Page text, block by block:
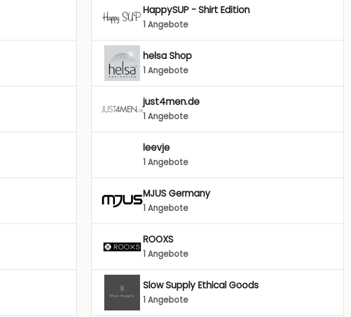
HappySUP - Shirt Edition
1 Angebote
helsa Shop
1 Angebote
just4men.de
1 Angebote
leevje
1 Angebote
MJUS Germany
1 Angebote
ROOXS
1 Angebote
Slow Supply Ethical Goods
1 Angebote